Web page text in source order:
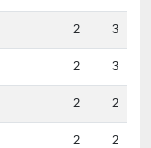
2 3
2 3
2 2
2 2